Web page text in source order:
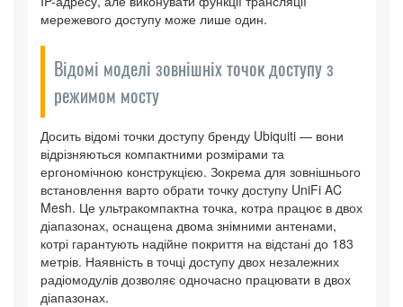
мережевого доступу може лише один.
Відомі моделі зовнішніх точок доступу з
режимом мосту
Досить відомі точки доступу бренду Ubiquiti — вони
відрізняються компактними розмірами та
ергономічною конструкцією. Зокрема для зовнішнього
встановлення варто обрати точку доступу UniFi AC
Mesh. Це ультракомпактна точка, котра працює в двох
діапазонах, оснащена двома знімними антенами,
котрі гарантують надійне покриття на відстані до 183
метрів. Наявність в точці доступу двох незалежних
радіомодулів дозволяє одночасно працювати в двох
діапазонах.